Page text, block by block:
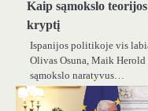
Kaip sąmokslo
kryptį
Ispanijos politikoje vis
Olivas Osuna, Maik
sąmokslo naratyvus…